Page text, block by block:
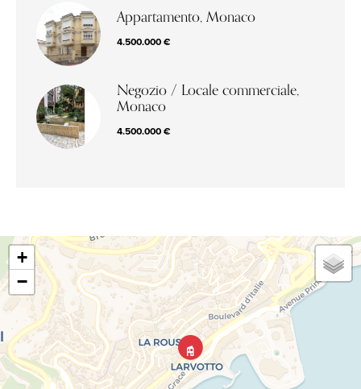
Appartamento, Monaco
4.500.000 €
Negozio / Locale commerciale,
Monaco
4.500.000 €
+
−